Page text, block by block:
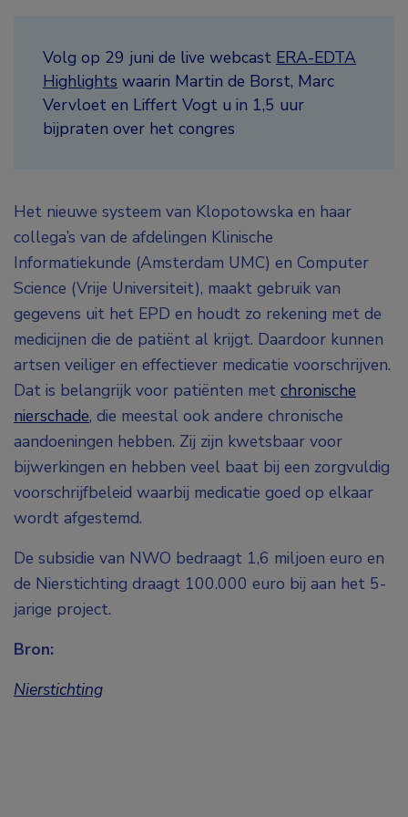
Volg op 29 juni de live webcast ERA-EDTA
Highlights waarin Martin de Borst, Marc
Vervloet en Liffert Vogt u in 1,5 uur
bijpraten over het congres
Het nieuwe systeem van Klopotowska en haar
collega’s van de afdelingen Klinische
Informatiekunde (Amsterdam UMC) en Computer
Science (Vrije Universiteit), maakt gebruik van
gegevens uit het EPD en houdt zo rekening met de
medicijnen die de patiënt al krijgt. Daardoor kunnen
artsen veiliger en effectiever medicatie voorschrijven.
Dat is belangrijk voor patiënten met chronische
nierschade, die meestal ook andere chronische
aandoeningen hebben. Zij zijn kwetsbaar voor
bijwerkingen en hebben veel baat bij een zorgvuldig
voorschrijfbeleid waarbij medicatie goed op elkaar
wordt afgestemd.
De subsidie van NWO bedraagt 1,6 miljoen euro en
de Nierstichting draagt 100.000 euro bij aan het 5-
jarige project.
Bron:
Nierstichting